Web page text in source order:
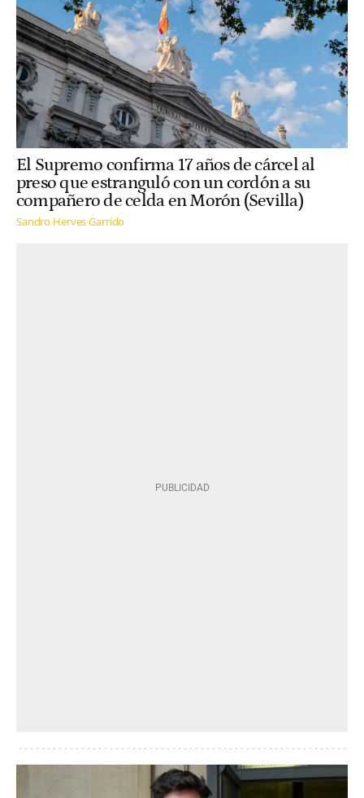
El Supremo confirma 17 años de cárcel al
preso que estranguló con un cordón a su
compañero de celda en Morón (Sevilla)
Sandro Herves Garrido